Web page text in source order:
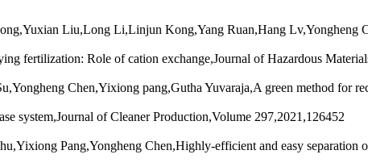
Liu,Long Li,Linjun Kong,Yang Ruan,Hang Lv,Yongheng
fertilization: Role of cation exchange,Journal of Hazardous
Chen,Yixiong pang,Gutha Yuvaraja,A green method for
system,Journal of Cleaner Production,Volume 297,2021,126452
Pang,Yongheng Chen,Highly-efficient and easy separation